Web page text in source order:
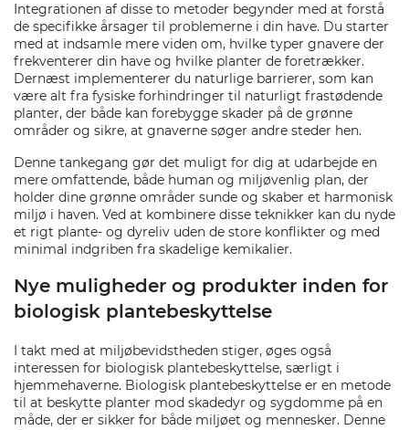
Integrationen af disse to metoder begynder med at forstå
de specifikke årsager til problemerne i din have. Du starter
med at indsamle mere viden om, hvilke typer gnavere der
frekventerer din have og hvilke planter de foretrækker.
Dernæst implementerer du naturlige barrierer, som kan
være alt fra fysiske forhindringer til naturligt frastødende
planter, der både kan forebygge skader på de grønne
områder og sikre, at gnaverne søger andre steder hen.
Denne tankegang gør det muligt for dig at udarbejde en
mere omfattende, både human og miljøvenlig plan, der
holder dine grønne områder sunde og skaber et harmonisk
miljø i haven. Ved at kombinere disse teknikker kan du nyde
et rigt plante- og dyreliv uden de store konflikter og med
minimal indgriben fra skadelige kemikalier.
Nye muligheder og produkter inden for
biologisk plantebeskyttelse
I takt med at miljøbevidstheden stiger, øges også
interessen for biologisk plantebeskyttelse, særligt i
hjemmehaverne. Biologisk plantebeskyttelse er en metode
til at beskytte planter mod skadedyr og sygdomme på en
måde, der er sikker for både miljøet og mennesker. Denne